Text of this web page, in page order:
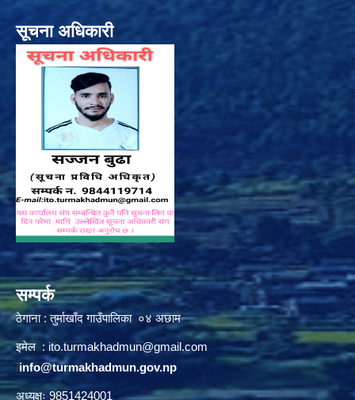
सूचना अधिकारी
सम्पर्क
ठेगाना : तुर्माखाँद गाउँपालिका ०४ अछाम
इमेल : ito.turmakhadmun@gmail.com
/info@turmakhadmun.gov.np
अध्यक्षः 9851424001